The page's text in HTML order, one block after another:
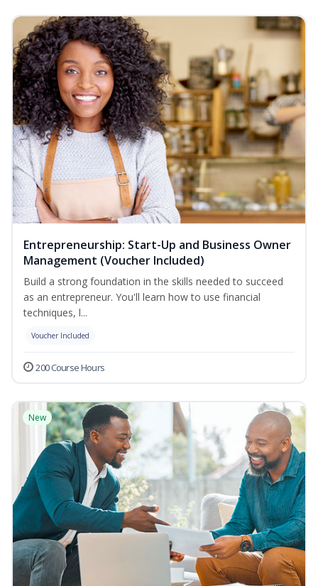
Entrepreneurship: Start-Up and Business Owner
Management (Voucher Included)
Build a strong foundation in the skills needed to succeed
as an entrepreneur. You'll learn how to use financial
techniques, l...
Voucher Included
200 Course Hours
New